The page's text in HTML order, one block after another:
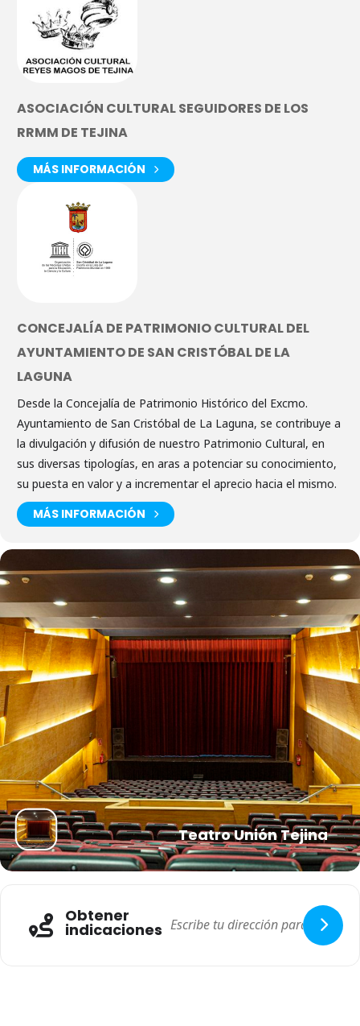
ASOCIACIÓN CULTURAL SEGUIDORES DE LOS
RRMM DE TEJINA
MÁS INFORMACIÓN
CONCEJALÍA DE PATRIMONIO CULTURAL DEL
AYUNTAMIENTO DE SAN CRISTÓBAL DE LA
LAGUNA
Desde la Concejalía de Patrimonio Histórico del Excmo.
Ayuntamiento de San Cristóbal de La Laguna, se contribuye a
la divulgación y difusión de nuestro Patrimonio Cultural, en
sus diversas tipologías, en aras a potenciar su conocimiento,
su puesta en valor y a incrementar el aprecio hacia el mismo.
MÁS INFORMACIÓN
Teatro Unión Tejina
Obtener
indicaciones